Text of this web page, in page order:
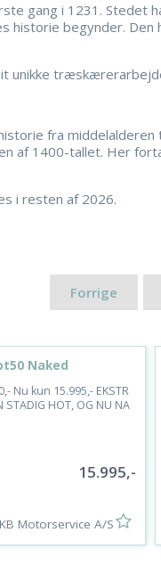
gang i 1231. Stedet
historie begynder. Den
unikke
fra middelalderen
af 1400-tallet. Her
i resten af 2026.
Forrige
Naked
Nu kun 15.995,- EKSTR
STADIG HOT, OG NU NA
15.995,-
KB Motorservice A/S